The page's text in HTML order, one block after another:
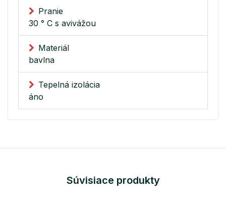
Pranie
30 ° C s avivážou
Materiál
bavlna
Tepelná izolácia
áno
Súvisiace produkty